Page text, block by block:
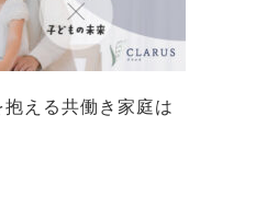
える共働き家庭は